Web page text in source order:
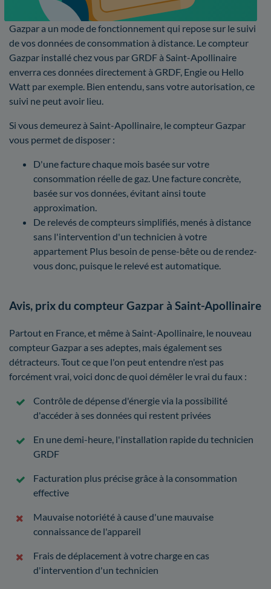
Gazpar a un mode de fonctionnement qui repose sur le suivi
de vos données de consommation à distance. Le compteur
Gazpar installé chez vous par GRDF à Saint-Apollinaire
enverra ces données directement à GRDF, Engie ou Hello
Watt par exemple. Bien entendu, sans votre autorisation, ce
suivi ne peut avoir lieu.
Si vous demeurez à Saint-Apollinaire, le compteur Gazpar
vous permet de disposer :
D'une facture chaque mois basée sur votre
consommation réelle de gaz. Une facture concrète,
basée sur vos données, évitant ainsi toute
approximation.
De relevés de compteurs simplifiés, menés à distance
sans l'intervention d'un technicien à votre
appartement Plus besoin de pense-bête ou de rendez-
vous donc, puisque le relevé est automatique.
Avis, prix du compteur Gazpar à Saint-Apollinaire
Partout en France, et même à Saint-Apollinaire, le nouveau
compteur Gazpar a ses adeptes, mais également ses
détracteurs. Tout ce que l'on peut entendre n'est pas
forcément vrai, voici donc de quoi démêler le vrai du faux :
Contrôle de dépense d'énergie via la possibilité
d'accéder à ses données qui restent privées
En une demi-heure, l'installation rapide du technicien
GRDF
Facturation plus précise grâce à la consommation
effective
Mauvaise notoriété à cause d'une mauvaise
connaissance de l'appareil
Frais de déplacement à votre charge en cas
d'intervention d'un technicien